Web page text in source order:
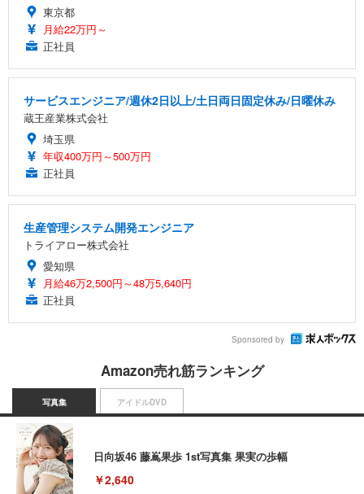
東京都
月給22万円～
正社員
サービスエンジニア/週休2日以上/土日両日固定休み/日曜休み
蔵王産業株式会社
埼玉県
年収400万円～500万円
正社員
生産管理システム開発エンジニア
トライアロー株式会社
愛知県
月給46万2,500円～48万5,640円
正社員
Sponsored by
Amazon売れ筋ランキング
写真集
日向坂46 藤嶌果歩 1st写真集 果実の歩幅
￥2,640
アイドルDVD